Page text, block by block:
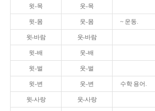
윗-목 웃-목
윗-몸 웃-몸 ~ 운동.
윗-바람 웃-바람
윗-배 웃-배
윗-벌 웃-벌
윗-변 웃-변 수학 용어.
윗-사랑 웃-사랑